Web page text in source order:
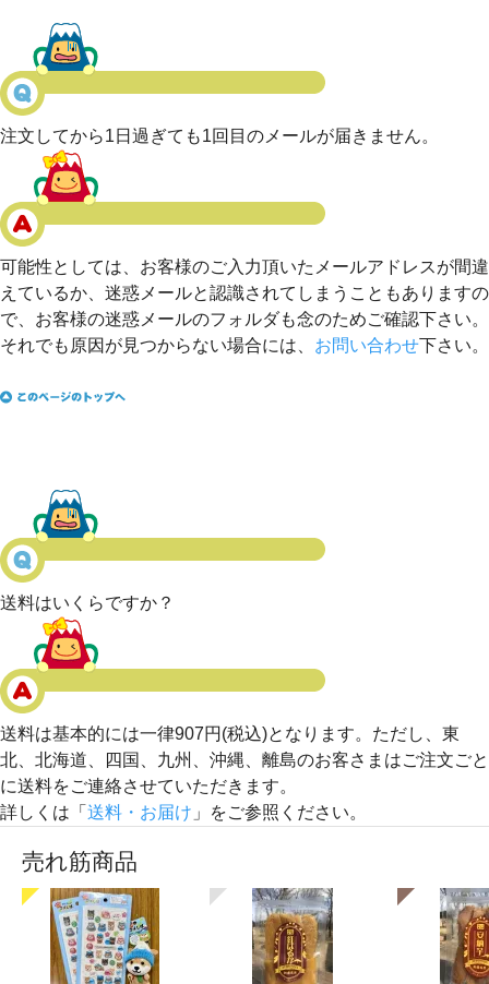
注文してから1日過ぎても1回目のメールが届きません。
可能性としては、お客様のご入力頂いたメールアドレスが間違
えているか、迷惑メールと認識されてしまうこともありますの
で、お客様の迷惑メールのフォルダも念のためご確認下さい。
それでも原因が見つからない場合には、 お問い合わせ下さい。
送料はいくらですか？
送料は基本的には一律907円(税込)となります。ただし、東
北、北海道、四国、九州、沖縄、離島のお客さまはご注文ごと
に送料をご連絡させていただきます。
詳しくは「 送料・お届け 」をご参照ください。
売れ筋商品